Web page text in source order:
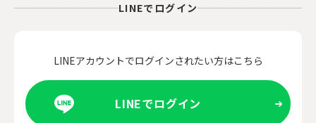
LINEでログイン
LINEアカウントでログインされたい方はこちら
LINEでログイン